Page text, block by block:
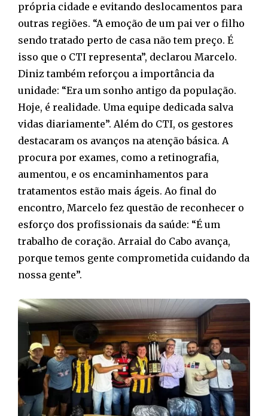
própria cidade e evitando deslocamentos para
outras regiões. “A emoção de um pai ver o filho
sendo tratado perto de casa não tem preço. É
isso que o CTI representa”, declarou Marcelo.
Diniz também reforçou a importância da
unidade: “Era um sonho antigo da população.
Hoje, é realidade. Uma equipe dedicada salva
vidas diariamente”. Além do CTI, os gestores
destacaram os avanços na atenção básica. A
procura por exames, como a retinografia,
aumentou, e os encaminhamentos para
tratamentos estão mais ágeis. Ao final do
encontro, Marcelo fez questão de reconhecer o
esforço dos profissionais da saúde: “É um
trabalho de coração. Arraial do Cabo avança,
porque temos gente comprometida cuidando da
nossa gente”.